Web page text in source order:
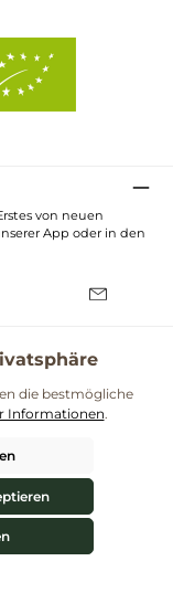
von neuen
App oder in den
angegeben.
Theme byThemeWare®
die bestmögliche
Informationen.